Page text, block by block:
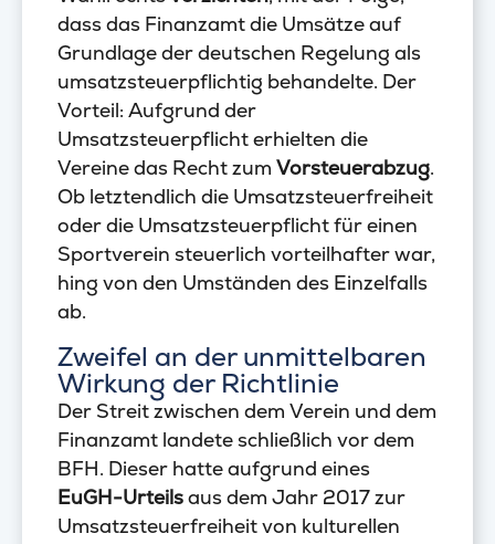
dass das Finanzamt die Umsätze auf
Grundlage der deutschen Regelung als
umsatzsteuerpflichtig behandelte. Der
Vorteil: Aufgrund der
Umsatzsteuerpflicht erhielten die
Vereine das Recht zum Vorsteuerabzug.
Ob letztendlich die Umsatzsteuerfreiheit
oder die Umsatzsteuerpflicht für einen
Sportverein steuerlich vorteilhafter war,
hing von den Umständen des Einzelfalls
ab.
Zweifel an der unmittelbaren
Wirkung der Richtlinie
Der Streit zwischen dem Verein und dem
Finanzamt landete schließlich vor dem
BFH. Dieser hatte aufgrund eines
EuGH-Urteilsaus dem Jahr 2017 zur
Umsatzsteuerfreiheit von kulturellen